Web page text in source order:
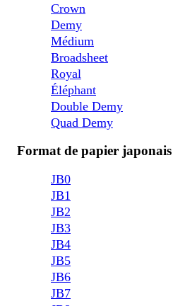
Crown
Demy
Médium
Broadsheet
Royal
Éléphant
Double Demy
Quad Demy
Format de papier japonais
JB0
JB1
JB2
JB3
JB4
JB5
JB6
JB7